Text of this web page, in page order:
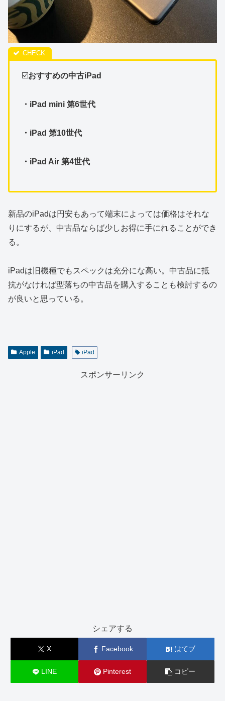
☑️おすすめの中古iPad
・iPad mini 第6世代
・iPad 第10世代
・iPad Air 第4世代
新品のiPadは円安もあって端末によっては価格はそれな
りにするが、中古品ならば少しお得に手にれることができ
る。
iPadは旧機種でもスペックは充分にな高い。中古品に抵
抗がなければ型落ちの中古品を購入することも検討するの
が良いと思っている。
Apple iPad iPad
スポンサーリンク
シェアする
X Facebook はてブ
LINE Pinterest コピー